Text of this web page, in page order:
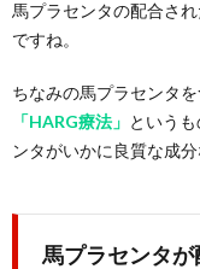
馬プラセンタの配合さ
ですね。
ちなみの馬プラセンタ
「HARG療法」 という
ンタがいかに良質な成
馬プラセンタ